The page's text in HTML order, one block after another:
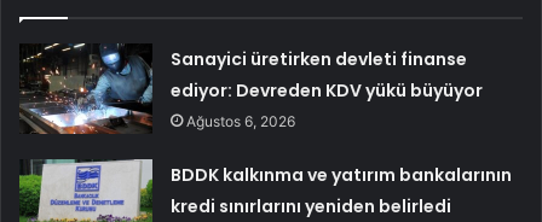
Sanayici üretirken devleti finanse
ediyor: Devreden KDV yükü büyüyor
Ağustos 6, 2026
BDDK kalkınma ve yatırım bankalarının
kredi sınırlarını yeniden belirledi